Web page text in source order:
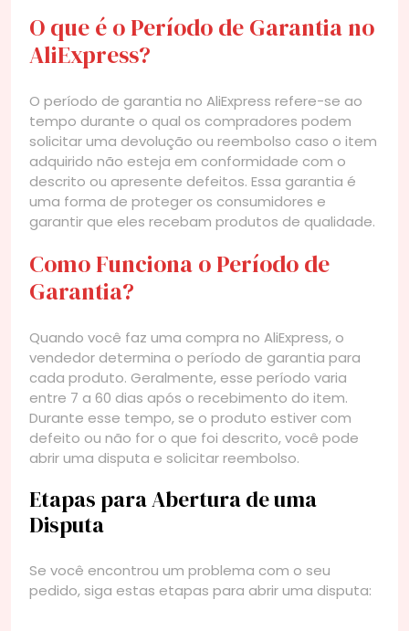
O que é o Período de Garantia no
AliExpress?
O período de garantia no AliExpress refere-se ao
tempo durante o qual os compradores podem
solicitar uma devolução ou reembolso caso o item
adquirido não esteja em conformidade com o
descrito ou apresente defeitos. Essa garantia é
uma forma de proteger os consumidores e
garantir que eles recebam produtos de qualidade.
Como Funciona o Período de
Garantia?
Quando você faz uma compra no AliExpress, o
vendedor determina o período de garantia para
cada produto. Geralmente, esse período varia
entre 7 a 60 dias após o recebimento do item.
Durante esse tempo, se o produto estiver com
defeito ou não for o que foi descrito, você pode
abrir uma disputa e solicitar reembolso.
Etapas para Abertura de uma
Disputa
Se você encontrou um problema com o seu
pedido, siga estas etapas para abrir uma disputa: